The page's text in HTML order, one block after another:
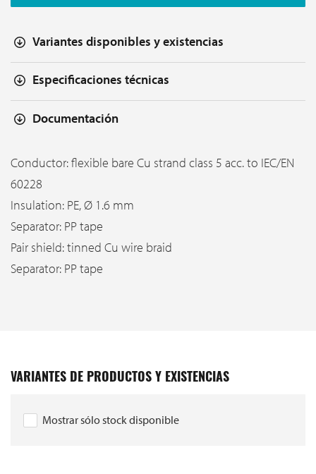
Variantes disponibles y existencias
Especificaciones técnicas
Documentación
Conductor: flexible bare Cu strand class 5 acc. to IEC/EN
60228
Insulation: PE, Ø 1.6 mm
Separator: PP tape
Pair shield: tinned Cu wire braid
Separator: PP tape
VARIANTES DE PRODUCTOS Y EXISTENCIAS
Mostrar sólo stock disponible